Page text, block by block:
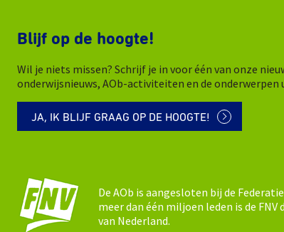
Blijf op de hoogte!
Wil je niets missen? Schrijf je in voor één van onze
onderwijsnieuws, AOb-activiteiten en de onderwerpen
JA, IK BLIJF GRAAG OP DE HOOGTE!
De AOb is aangesloten bij de
meer dan één miljoen leden is de
van Nederland.